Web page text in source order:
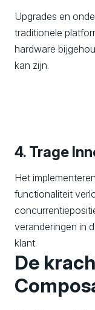
Upgrades en
traditionele
hardware
kan zijn.
4. Trage
Het
functionaliteit
veranderingen in
klant.
De